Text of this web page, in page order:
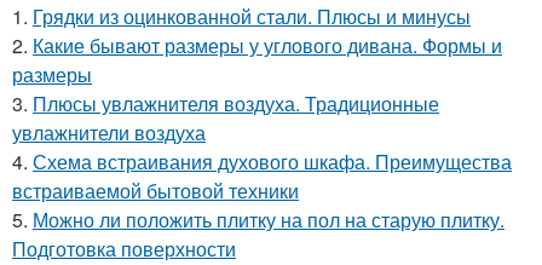
1. Грядки из оцинкованной стали. Плюсы и минусы
2. Какие бывают размеры у углового дивана. Формы и
размеры
3. Плюсы увлажнителя воздуха. Традиционные
увлажнители воздуха
4. Схема встраивания духового шкафа. Преимущества
встраиваемой бытовой техники
5. Можно ли положить плитку на пол на старую плитку.
Подготовка поверхности